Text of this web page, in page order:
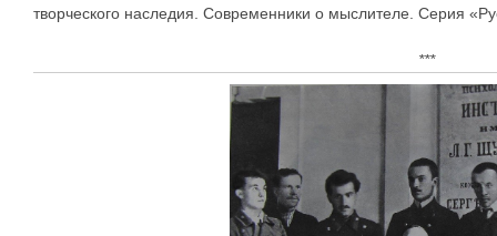
творческого наследия. Современники о мыслителе. Серия
***